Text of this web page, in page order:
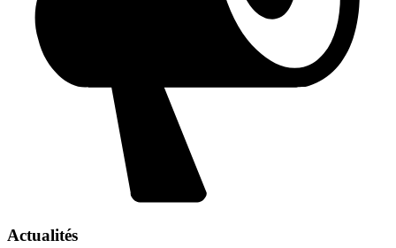
Actualités